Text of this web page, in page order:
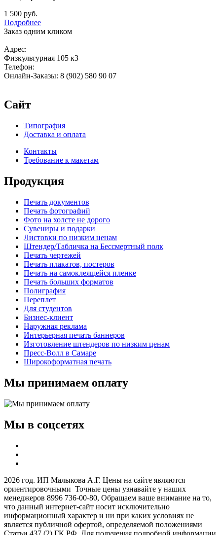
1 500 руб.
Подробнее
Заказ одним кликом
Адрес:
Физкультурная 105 к3
Телефон:
Онлайн-Заказы: 8 (902) 580 90 07
Сайт
Типография
Доставка и оплата
Контакты
Требование к макетам
Продукция
Печать документов
Печать фотографий
Фото на холсте не дорого
Сувениры и подарки
Листовки по низким ценам
Штендер/Табличка на Бессмертный полк
Печать чертежей
Печать плакатов, постеров
Печать на самоклеящейся пленке
Печать больших форматов
Полиграфия
Переплет
Для студентов
Бизнес-клиент
Наружная реклама
Интерьерная печать баннеров
Изготовление штендеров по низким ценам
Пресс-Волл в Самаре
Широкоформатная печать
Мы принимаем оплату
Мы в соцсетях
2026 год. ИП Малыкова А.Г. Цены на сайте являются
ориентировочными Точные цены узнавайте у наших
менеджеров 8996 736-00-80, Обращаем ваше внимание на то,
что данный интернет-сайт носит исключительно
информационный характер и ни при каких условиях не
является публичной офертой, определяемой положениями
Статьи 437 (2) ГК РФ. Для получения подробной информации